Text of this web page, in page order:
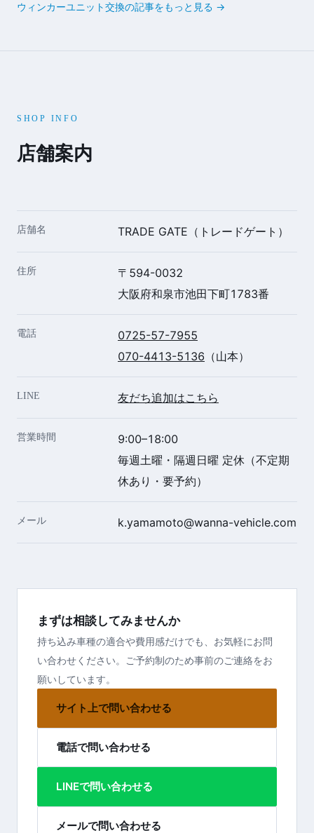
ウィンカーユニット交換の記事をもっと見る →
SHOP INFO
店舗案内
店舗名 TRADE GATE（トレードゲート）
住所
〒594-0032
大阪府和泉市池田下町1783番
電話
0725-57-7955
070-4413-5136 （山本）
LINE 友だち追加はこちら
営業時間
9:00–18:00
毎週土曜・隔週日曜 定休（不定期
休あり・要予約）
メール k.yamamoto@wanna-vehicle.com
まずは相談してみませんか
持ち込み車種の適合や費用感だけでも、お気軽にお問
い合わせください。ご予約制のため事前のご連絡をお
願いしています。
サイト上で問い合わせる
電話で問い合わせる
LINEで問い合わせる
メールで問い合わせる